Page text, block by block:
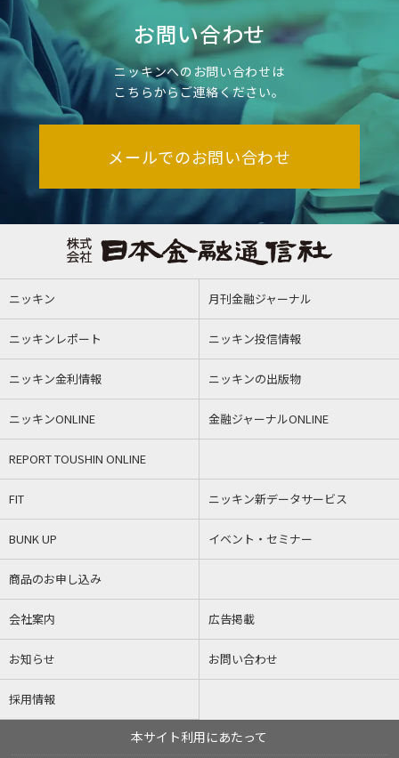
お問い合わせ
ニッキンへのお問い合わせは
こちらからご連絡ください。
メールでのお問い合わせ
ニッキン 月刊金融ジャーナル
ニッキンレポート ニッキン投信情報
ニッキン金利情報 ニッキンの出版物
ニッキンONLINE 金融ジャーナルONLINE
REPORT TOUSHIN ONLINE
FIT ニッキン新データサービス
BUNK UP イベント・セミナー
商品のお申し込み
会社案内 広告掲載
お知らせ お問い合わせ
採用情報
本サイト利用にあたって